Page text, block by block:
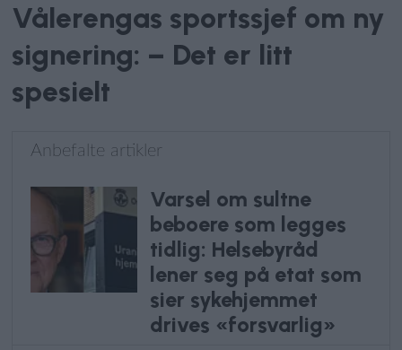
Vålerengas sportssjef om ny
signering: – Det er litt
spesielt
Anbefalte artikler
Varsel om sultne
beboere som legges
tidlig: Helsebyråd
lener seg på etat som
sier sykehjemmet
drives «forsvarlig»